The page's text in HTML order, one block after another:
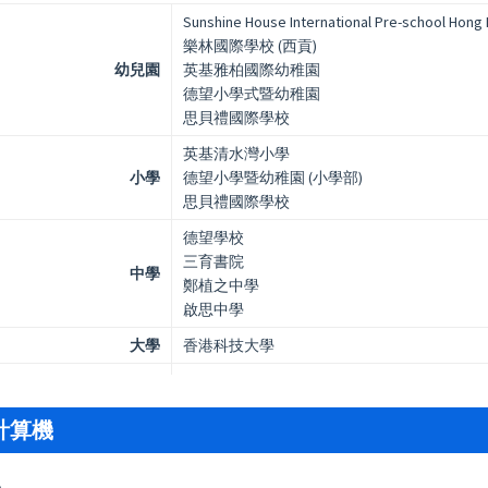
幼兒園
Sunshine House International Pre-school Hong
樂林國際學校 (西貢)
英基雅柏國際幼稚園
德望小學式暨幼稚園
思貝禮國際學校
小學
英基清水灣小學
德望小學暨幼稚園 (小學部)
思貝禮國際學校
中學
德望學校
三育書院
鄭植之中學
啟思中學
大學
香港科技大學
算機